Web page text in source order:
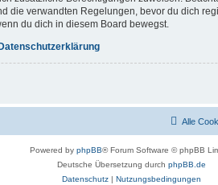
die verwandten Regelungen, bevor du dich
du dich in diesem Board bewegst.
Datenschutzerklärung
Alle
Powered by phpBB® Forum Software © phpBB
Deutsche Übersetzung durch phpBB.de
Datenschutz | Nutzungsbedingungen